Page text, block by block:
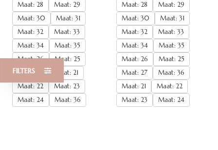
FILTERS
Maat: 28
Maat: 29
Maat: 30
Maat: 31
Maat: 32
Maat: 33
Maat: 34
Maat: 35
Maat: 26
Maat: 25
Maat: 27
Maat: 21
Maat: 22
Maat: 23
Maat: 24
Maat: 36
Maat: 28
Maat: 29
Maat: 30
Maat: 31
Maat: 32
Maat: 33
Maat: 34
Maat: 35
Maat: 26
Maat: 25
Maat: 27
Maat: 36
Maat: 21
Maat: 22
Maat: 23
Maat: 24